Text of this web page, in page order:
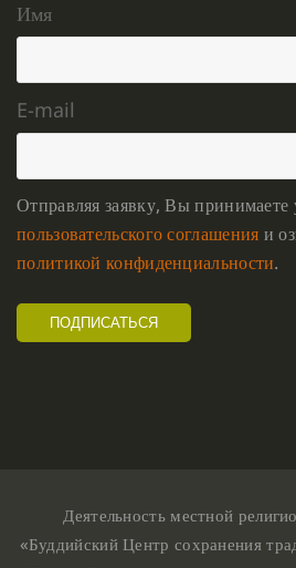
Имя
E-mail
Отправляя заявку, Вы принимаете
пользовательского соглашения и
политикой конфиденциальности.
Деятельность местной
«Буддийский Центр сохранения